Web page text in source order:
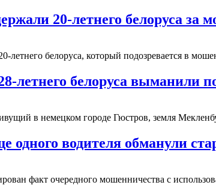
20-летнего белоруса за
летнего белоруса, который подозревается в
летнего белоруса выманили
в немецком городе Гюстров, земля
одного водителя обманули
факт очередного мошенничества с